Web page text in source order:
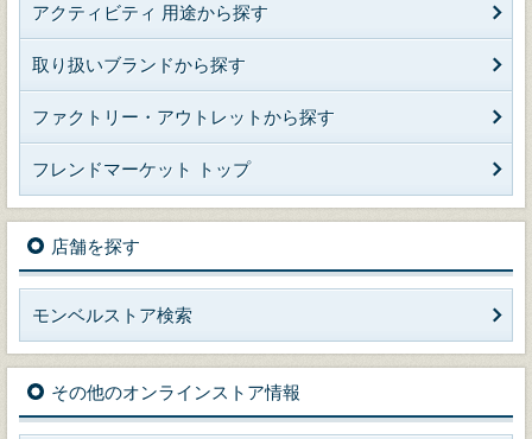
アクティビティ 用途から探す
取り扱いブランドから探す
ファクトリー・アウトレットから探す
フレンドマーケット トップ
店舗を探す
モンベルストア検索
その他のオンラインストア情報